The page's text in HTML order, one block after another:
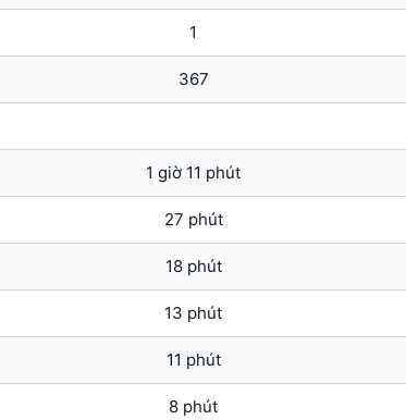
1
367
1 giờ 11 phút
27 phút
18 phút
13 phút
11 phút
8 phút